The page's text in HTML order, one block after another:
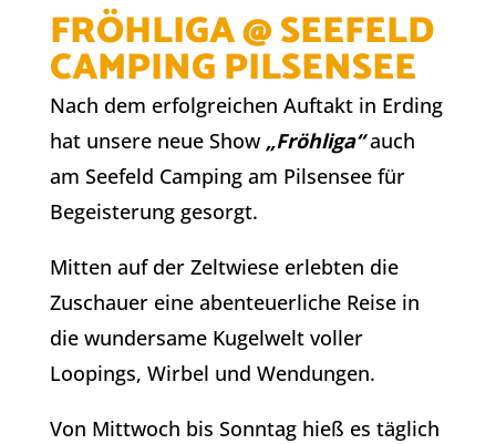
FRÖHLIGA @ SEEFELD
CAMPING PILSENSEE
Nach dem erfolgreichen Auftakt in Erding
hat unsere neue Show „Fröhliga“ auch
am Seefeld Camping am Pilsensee für
Begeisterung gesorgt.
Mitten auf der Zeltwiese erlebten die
Zuschauer eine abenteuerliche Reise in
die wundersame Kugelwelt voller
Loopings, Wirbel und Wendungen.
Von Mittwoch bis Sonntag hieß es täglich